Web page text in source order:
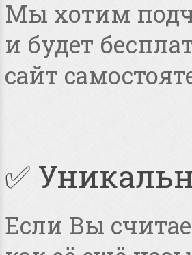
Мы хотим
и будет
сайт
✅
Если Вы